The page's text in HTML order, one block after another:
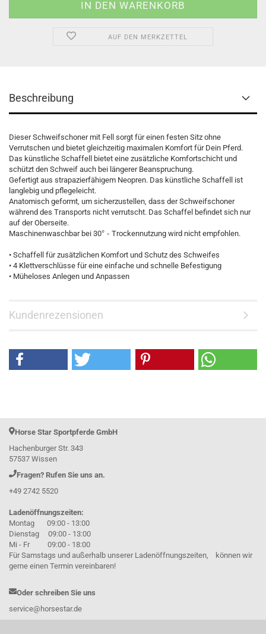
AUF DEN MERKZETTEL
Beschreibung
Dieser Schweifschoner mit Fell sorgt für einen festen Sitz ohne
Verrutschen und bietet gleichzeitig maximalen Komfort für Dein Pferd.
Das künstliche Schaffell bietet eine zusätzliche Komfortschicht und
schützt den Schweif auch bei längerer Beanspruchung.
Gefertigt aus strapazierfähigem Neopren. Das künstliche Schaffell ist
langlebig und pflegeleicht.
Anatomisch geformt, um sicherzustellen, dass der Schweifschoner
während des Transports nicht verrutscht. Das Schaffel befindet sich nur
auf der Oberseite.
Maschinenwaschbar bei 30° - Trockennutzung wird nicht empfohlen.
• Schaffell für zusätzlichen Komfort und Schutz des Schweifes
• 4 Klettverschlüsse für eine einfache und schnelle Befestigung
• Müheloses Anlegen und Anpassen
Kundenrezensionen
Horse Star Sportpferde GmbH
Hachenburger Str. 343
57537 Wissen
Fragen? Rufen Sie uns an.
+49 2742 5520
Ladenöffnungszeiten:
Montag 09:00 - 13:00
Dienstag 09:00 - 13:00
Mi - Fr 09:00 - 18:00
Für Samstags und außerhalb unserer Ladenöffnungszeiten, können wir
gerne einen Termin vereinbaren!
Oder schreiben Sie uns
service@horsestar.de